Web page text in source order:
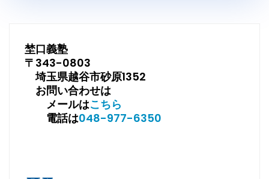
埜口義塾
〒343-0803
埼玉県越谷市砂原1352
お問い合わせは
メールはこちら
電話は048-977-6350